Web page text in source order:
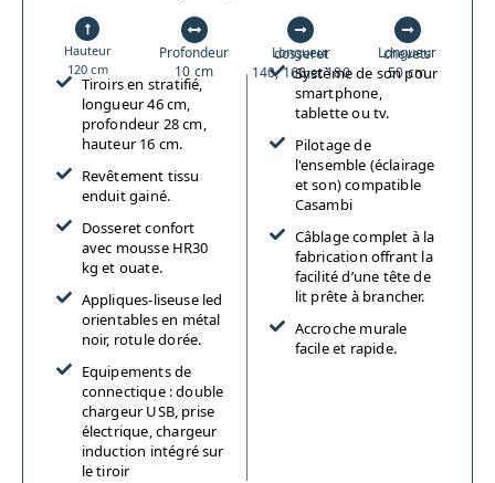
Hauteur
120 cm
Profondeur
10 cm
Longueur dosseret
140, 160 et 180 cm
Longueur chevets
50 cm
Tiroirs en stratifié,
longueur 46 cm,
profondeur 28 cm,
hauteur 16 cm.
Revêtement tissu
enduit gainé.
Dosseret confort
avec mousse HR30
kg et ouate.
Appliques-liseuse led
orientables en métal
noir, rotule dorée.
Equipements de
connectique : double
chargeur USB, prise
électrique, chargeur
induction intégré sur
le tiroir
Système de son pour
smartphone,
tablette ou tv.
Pilotage de
l'ensemble (éclairage
et son) compatible
Casambi
Câblage complet à la
fabrication offrant la
facilité d’une tête de
lit prête à brancher.
Accroche murale
facile et rapide.